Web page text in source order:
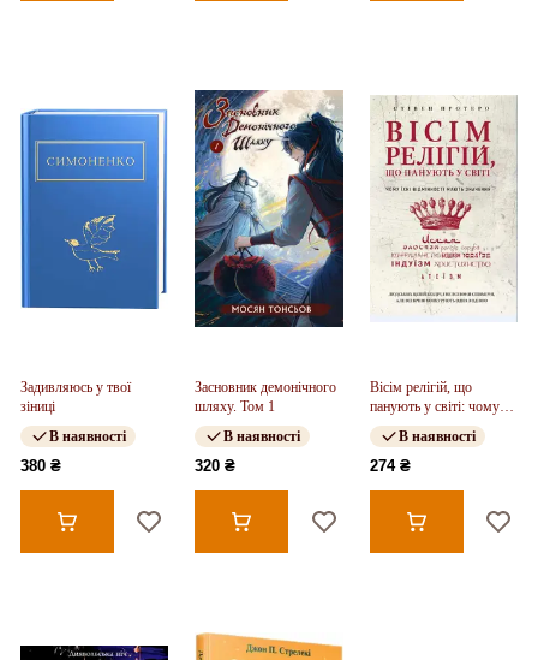
Задивляюсь у твої
зіниці
В наявності
380 ₴
Засновник демонічного
шляху. Том 1
В наявності
320 ₴
Вісім релігій, що
панують у світі: чому
їхні відмінності мають
значенняВ наявності
274 ₴